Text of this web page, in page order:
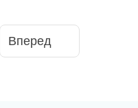
Вперед